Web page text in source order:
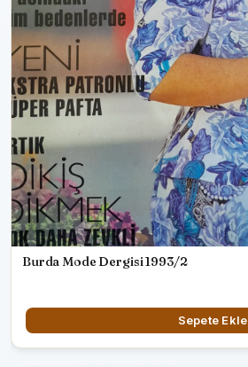
Burda Mode Dergisi 1993/2
Sepete Ekle